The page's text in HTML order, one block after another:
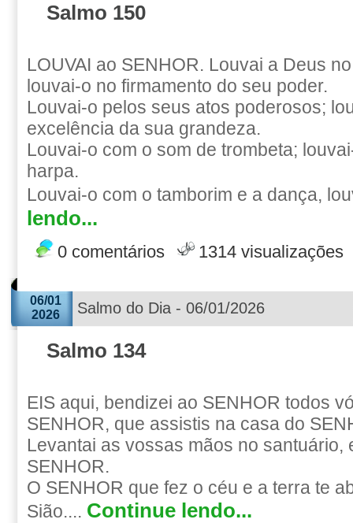
Salmo 150
LOUVAI ao SENHOR. Louvai a Deus
louvai-o no firmamento do seu poder.
Louvai-o pelos seus atos poderosos;
excelência da sua grandeza.
Louvai-o com o som de trombeta;
harpa.
Louvai-o com o tamborim e a dança,
lendo...
0 comentários 1314 visualizações
06/01
2026
Salmo do Dia - 06/01/2026
Salmo 134
EIS aqui, bendizei ao SENHOR todos
SENHOR, que assistis na casa do
Levantai as vossas mãos no santuário,
SENHOR.
O SENHOR que fez o céu e a terra te
Sião.... Continue lendo...